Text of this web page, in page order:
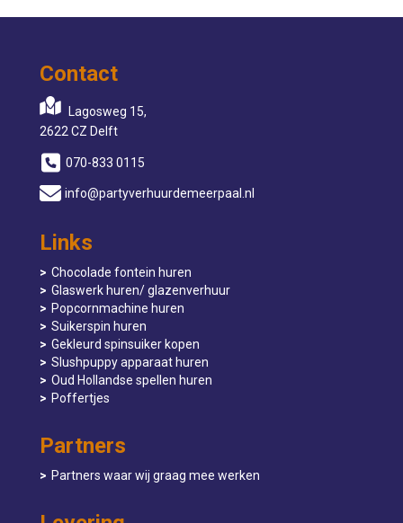
Contact
Lagosweg 15,
2622 CZ Delft
070-833 0115
info@partyverhuurdemeerpaal.nl
Links
Chocolade fontein huren
Glaswerk huren/ glazenverhuur
Popcornmachine huren
Suikerspin huren
Gekleurd spinsuiker kopen
Slushpuppy apparaat huren
Oud Hollandse spellen huren
Poffertjes
Partners
Partners waar wij graag mee werken